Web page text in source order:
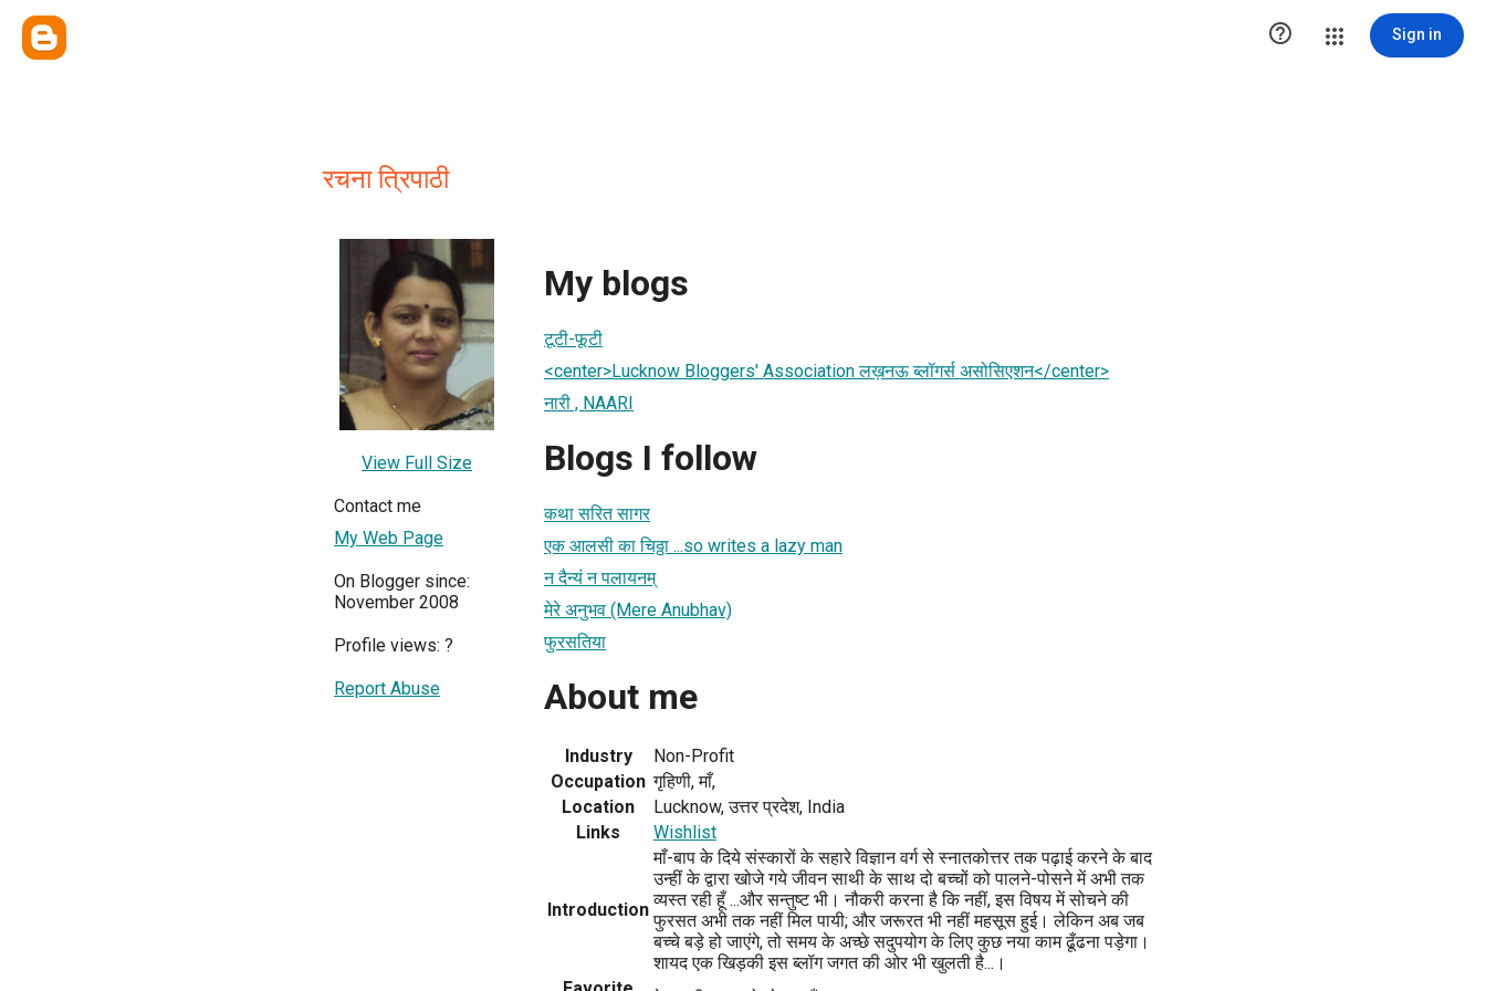
 Sign in
रचना त्रिपाठी
View Full Size
Contact me
My Web Page
On Blogger since:
November 2008
Profile views: ?
Report Abuse
My blogs
टूटी-फूटी
<center>Lucknow Bloggers' Association लख़नऊ ब्‍लॉगर्स असोसिएशन</center>
नारी , NAARI
Blogs I follow
कथा सरित सागर
एक आलसी का चिठ्ठा ...so writes a lazy man
न दैन्यं न पलायनम्
मेरे अनुभव (Mere Anubhav)
फुरसतिया
About me
Industry
Non-Profit
Occupation गृहिणी, माँ,
Location
Lucknow, उत्तर प्रदेश, India
Links
Wishlist
Introduction
माँ-बाप के दिये संस्कारों के सहारे विज्ञान वर्ग से स्नातकोत्तर तक पढ़ाई करने के बाद
उन्हीं के द्वारा खोजे गये जीवन साथी के साथ दो बच्चों को पालने-पोसने में अभी तक
व्यस्त रही हूँ ...और सन्तुष्ट भी। नौकरी करना है कि नहीं, इस विषय में सोचने की
फुरसत अभी तक नहीं मिल पायी; और जरूरत भी नहीं महसूस हुई। लेकिन अब जब
बच्चे बड़े हो जाएंगे, तो समय के अच्छे सदुपयोग के लिए कुछ नया काम ढूँढना पड़ेगा।
शायद एक खिड़की इस ब्लॉग जगत की ओर भी खुलती है...।